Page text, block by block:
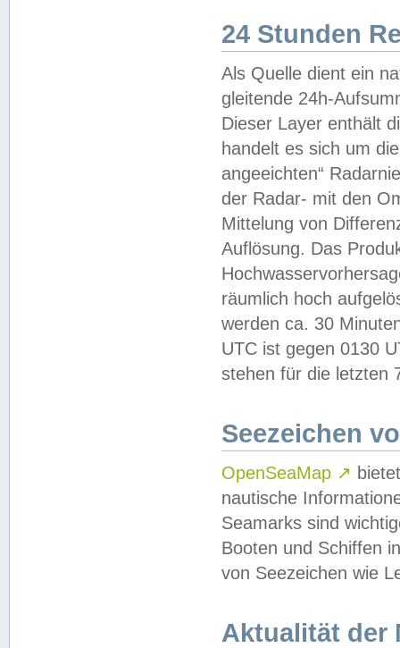
24 Stunden
Als Quelle dient ein
gleitende 24h-
Dieser Layer enthält
handelt es sich um
angeeichten“
der Radar- mit den
Mittelung von
Auflösung. Das
räumlich hoch
werden ca. 30
UTC ist gegen 0130
stehen für die letzten
Seezeichen
OpenSeaMap ↗
nautische
Seamarks sind
Booten und Schiffen
von Seezeichen wie
Aktualität der